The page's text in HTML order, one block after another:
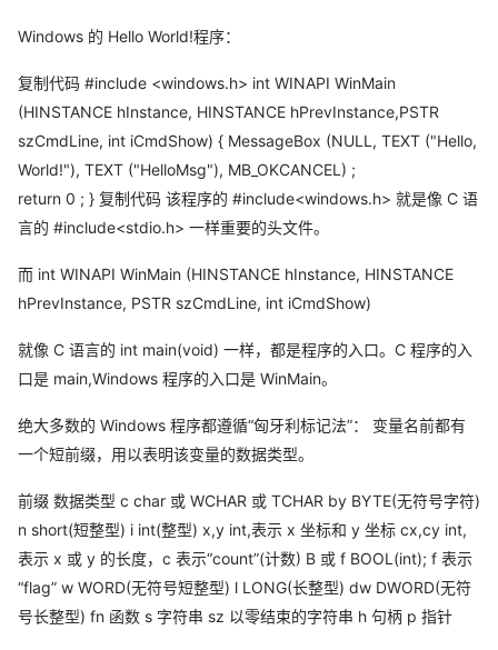
Windows 的 Hello World!程序：
复制代码 #include <windows.h> int WINAPI WinMain
(HINSTANCE hInstance, HINSTANCE hPrevInstance,PSTR
szCmdLine, int iCmdShow) { MessageBox (NULL, TEXT ("Hello,
World!"), TEXT ("HelloMsg"), MB_OKCANCEL) ;
return 0 ; } 复制代码 该程序的 #include<windows.h> 就是像 C 语
言的 #include<stdio.h> 一样重要的头文件。
而 int WINAPI WinMain (HINSTANCE hInstance, HINSTANCE
hPrevInstance, PSTR szCmdLine, int iCmdShow)
就像 C 语言的 int main(void) 一样，都是程序的入口。C 程序的入
口是 main,Windows 程序的入口是 WinMain。
绝大多数的 Windows 程序都遵循“匈牙利标记法”： 变量名前都有
一个短前缀，用以表明该变量的数据类型。
前缀 数据类型 c char 或 WCHAR 或 TCHAR by BYTE(无符号字符)
n short(短整型) i int(整型) x,y int,表示 x 坐标和 y 坐标 cx,cy int,
表示 x 或 y 的长度，c 表示“count”(计数) B 或 f BOOL(int); f 表示
“flag” w WORD(无符号短整型) l LONG(长整型) dw DWORD(无符
号长整型) fn 函数 s 字符串 sz 以零结束的字符串 h 句柄 p 指针